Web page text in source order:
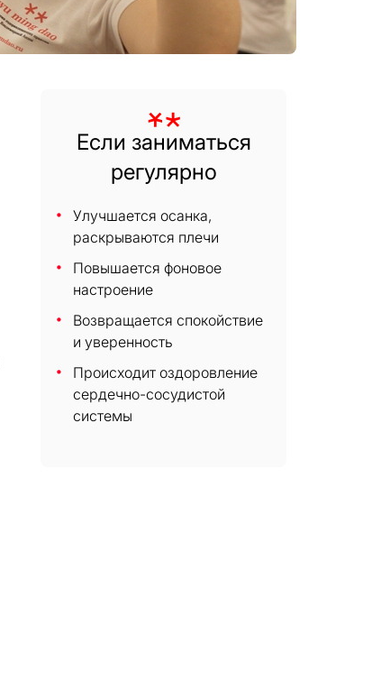
Если заниматься
регулярно
Улучшается осанка,
раскрываются плечи
Повышается фоновое
настроение
Возвращается спокойствие
и уверенность
Происходит оздоровление
сердечно-сосудистой
системы